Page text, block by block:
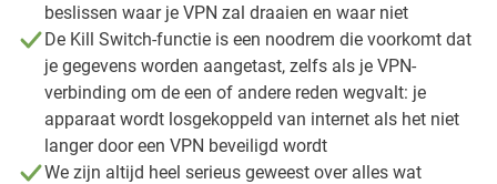
beslissen waar je VPN zal draaien en waar niet
De Kill Switch-functie is een noodrem die voorkomt dat
je gegevens worden aangetast, zelfs als je VPN-
verbinding om de een of andere reden wegvalt: je
apparaat wordt losgekoppeld van internet als het niet
langer door een VPN beveiligd wordt
We zijn altijd heel serieus geweest over alles wat